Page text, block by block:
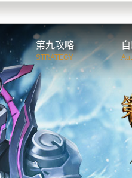
第九攻略
STRATEGY
综合资讯
官方公告
游戏新闻
活动新闻
玩家必读
新
职